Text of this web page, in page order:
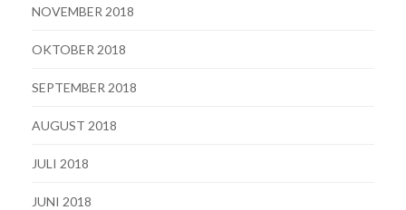
NOVEMBER 2018
OKTOBER 2018
SEPTEMBER 2018
AUGUST 2018
JULI 2018
JUNI 2018